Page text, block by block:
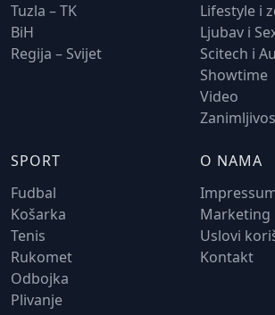
Tuzla – TK
BiH
Regija – Svijet
Lifestyle i
Ljubav i
Scitech i
Showtime
Video
SPORT
Fudbal
Košarka
Tenis
Rukomet
Odbojka
Plivanje
O NAMA
Marketing
Uslovi
Kontakt